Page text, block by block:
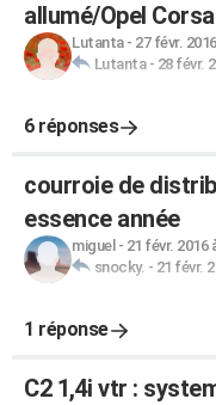
allumé/Opel
Lutanta- 27 févr.
Lutanta- 28 févr.
6 réponses
courroie de
essence année
miguel - 21 févr. 2016
snocky. - 21 févr.
1 réponse
C2 1,4i vtr :